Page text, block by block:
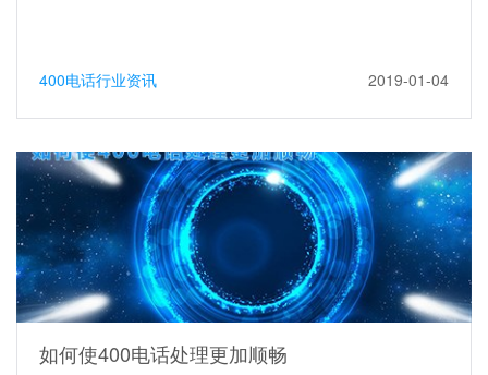
400电话行业资讯 2019-01-04
如何使400电话处理更加顺畅